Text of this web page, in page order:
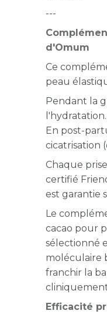
---
d'Omum
Ce
peau
Pendant la
l'hydratation.
En post-
cicatrisation
Chaque
certifié
est garantie
Le
cacao pour
sélectionné
moléculaire
franchir la
Efficacité